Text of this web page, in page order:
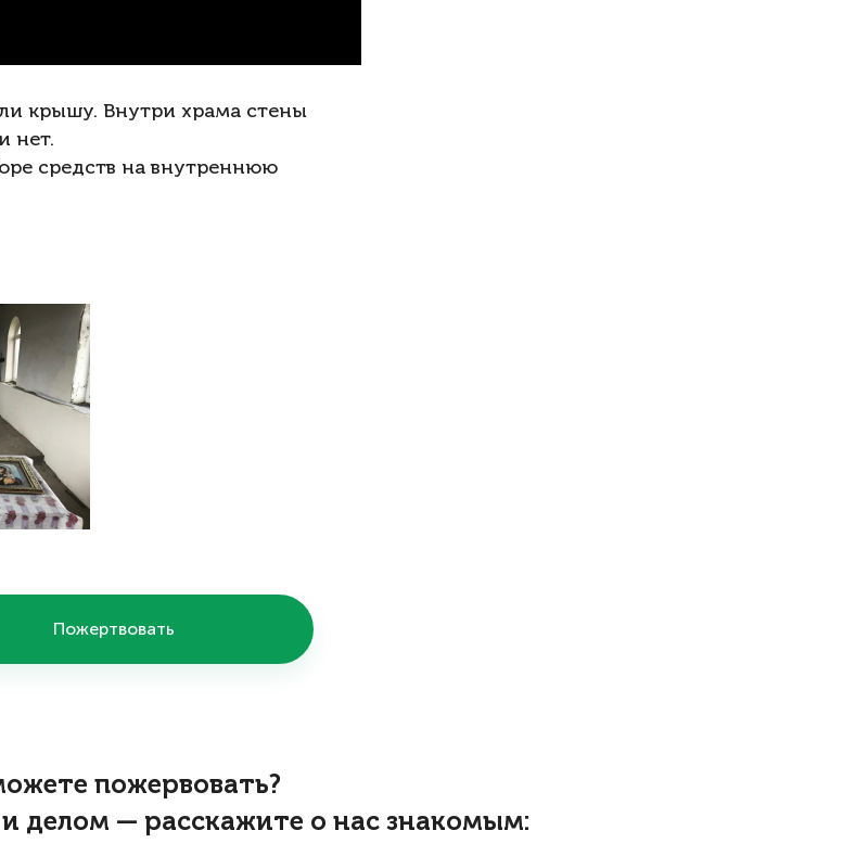
крышу. Внутри храма стены
нет.
средств на внутреннюю
Пожертвовать
пожервовать?
делом — расскажите о нас знакомым: